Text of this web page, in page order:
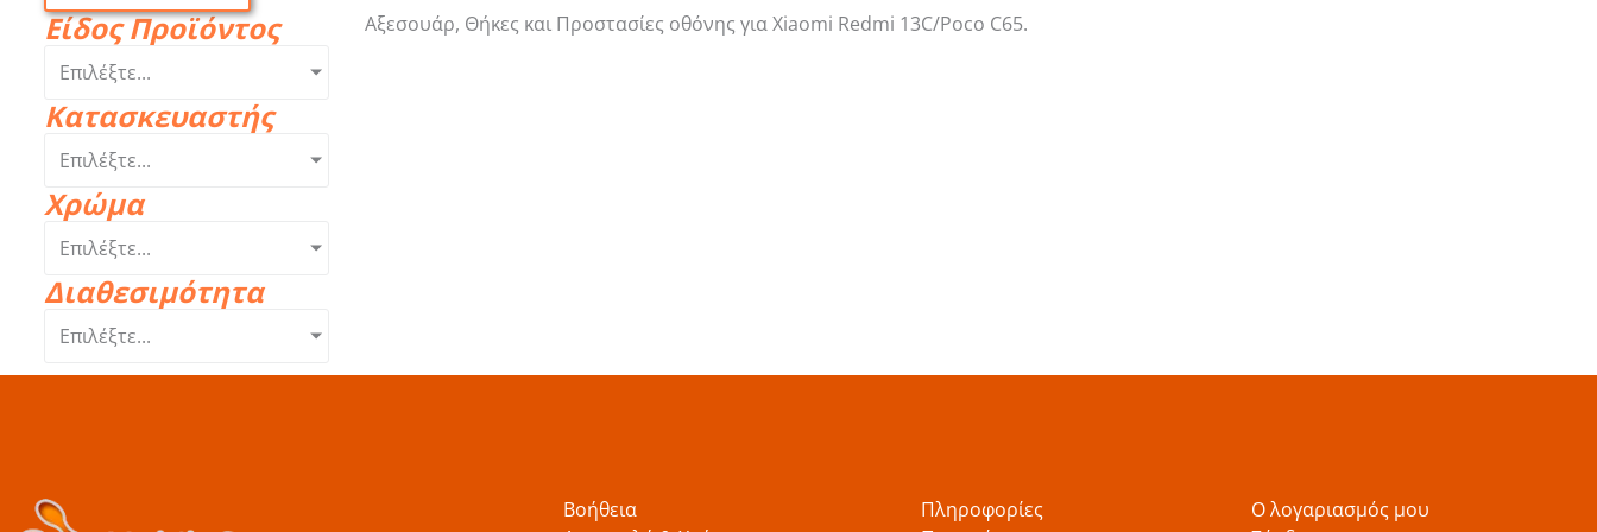
Είδος Προϊόντος
Επιλέξτε...
Κατασκευαστής
Επιλέξτε...
Χρώμα
Επιλέξτε...
Διαθεσιμότητα
Επιλέξτε...
Αξεσουάρ, Θήκες και Προστασίες οθόνης για Xiaomi Redmi 13C/Poco C65.
Βοήθεια
Πληροφορίες
Ο λογαριασμός μου